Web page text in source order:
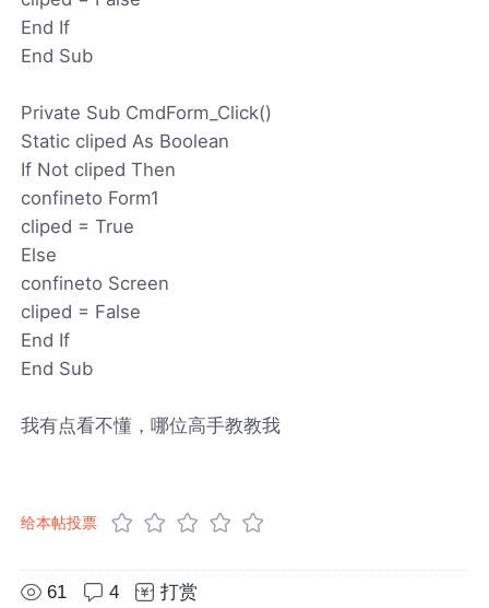
End If
End Sub
Private Sub CmdForm_Click()
Static cliped As Boolean
If Not cliped Then
confineto Form1
cliped = True
Else
confineto Screen
cliped = False
End If
End Sub
我有点看不懂，哪位高手教教我
给本帖投票
61 4 打赏